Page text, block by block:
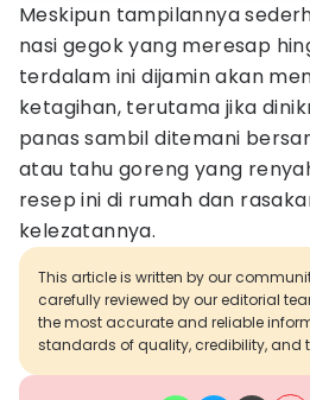
Meskipun tampilannya
nasi gegok yang meresap
terdalam ini dijamin akan
ketagihan, terutama jika
panas sambil ditemani
atau tahu goreng yang
resep ini di rumah dan
kelezatannya.
This article is written by our
carefully reviewed by our editorial
the most accurate and reliable
standards of quality, credibility, and